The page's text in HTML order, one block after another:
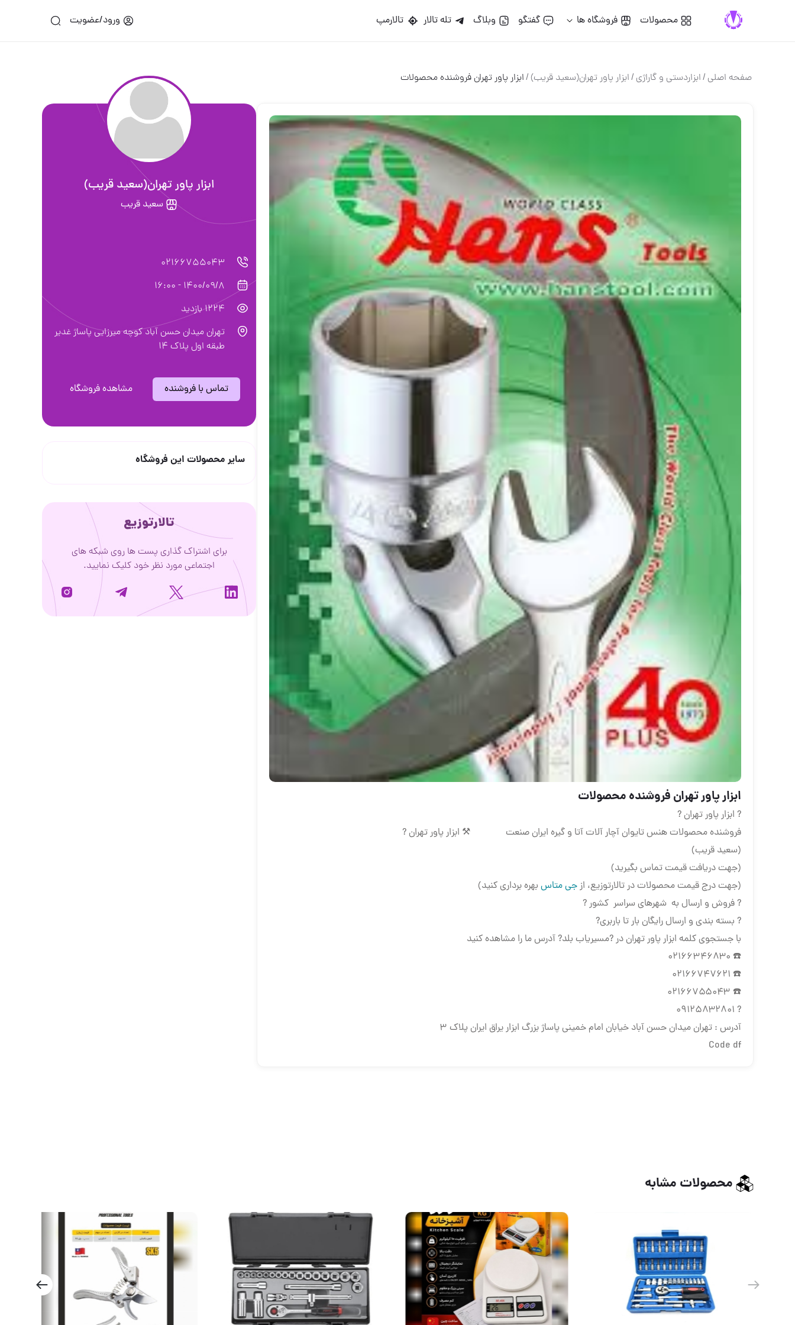
محصولات فروشگاه ها گفتگو وبلاگ تله تالار تالارمپ ورود/عضویت
صفحه اصلی/ابزاردستی و گاراژی/ابزار پاور تهران(سعید قریب) /ابزار پاور تهران فروشنده محصولات
ابزار پاور تهران فروشنده محصولات
? ابزار پاور تهران ?
فروشنده محصولات هنس تایوان آچار آلات آتا و گیره ایران صنعت ⚒️ ابزار پاور تهران ?️
(سعید قریب)
(جهت دریافت قیمت تماس بگیرید)
(جهت درج قیمت محصولات در تالارتوزیع، ازجی متاس بهره برداری کنید)
? فروش و ارسال به شهرهای سراسر کشور ?
? بسته بندی و ارسال رایگان بار تا باربری?
با جستجوی کلمه ابزار پاور تهران در ?مسیریاب بلد? آدرس ما را مشاهده کنید
☎️ ۰۲۱۶۶۳۴۶۸۳۰
☎️ ۰۲۱۶۶۷۴۷۶۲۱
☎️ ۰۲۱۶۶۷۵۵۰۴۳
? ۰۹۱۲۵۸۳۲۸۰۱
آدرس : تهران میدان حسن آباد خیابان امام خمینی پاساژ بزرگ ابزار یراق ایران پلاک ۳
Code df
ابزار پاور تهران(سعید قریب)
سعید قریب
02166755043
1400/09/8 - 16:00
1224 بازدید
تهران میدان حسن آباد کوچه میرزایی پاساژ غدیر
طبقه اول پلاک ۱۴
تماس با فروشنده مشاهده فروشگاه
سایر محصولات این فروشگاه
تالارتوزیع
برای اشتراک گذاری پست ها روی شبکه های
اجتماعی مورد نظر خود کلیک نمایید.
محصولات مشابه